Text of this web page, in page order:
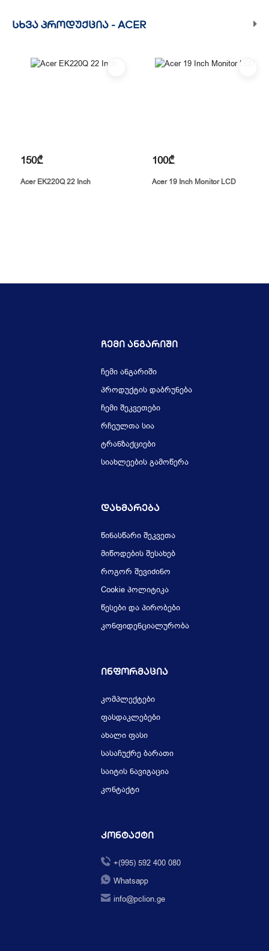
ᲡᲮᲕᲐ ᲞᲠᲝᲓᲣᲥᲪᲘᲐ -ACER
150₾
Acer EK220Q 22 Inch
100₾
Acer 19 Inch Monitor LCD
Ჩემი Ანგარიში
ჩემი ანგარიში
პროდუქტის დაბრუნება
ჩემი შეკვეთები
რჩეულთა სია
ტრანზაქციები
სიახლეების გამოწერა
Დახმარება
წინასწარი შეკვეთა
მიწოდების შესახებ
როგორ შევიძინო
Cookie პოლიტიკა
წესები და პირობები
კონფიდენციალურობა
Ინფორმაცია
კომპლექტები
ფასდაკლებები
ახალი ფასი
სასაჩუქრე ბარათი
საიტის ნავიგაცია
კონტაქტი
Კონტაქტი
+(995) 592 400 080
Whatsapp
info@pclion.ge